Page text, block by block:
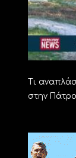
Τι
στην